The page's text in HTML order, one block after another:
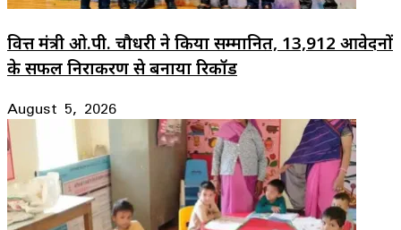
वित्त मंत्री ओ.पी. चौधरी ने किया सम्मानित, 13,912 आवेदनों
के सफल निराकरण से बनाया रिकॉर्ड
August 5, 2026